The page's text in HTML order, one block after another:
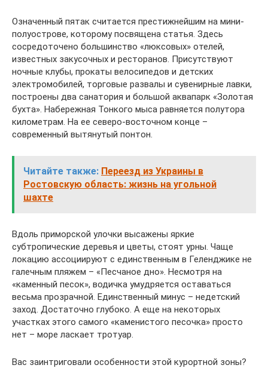
Означенный пятак считается престижнейшим на мини-
полуострове, которому посвящена статья. Здесь
сосредоточено большинство «люксовых» отелей,
известных закусочных и ресторанов. Присутствуют
ночные клубы, прокаты велосипедов и детских
электромобилей, торговые развалы и сувенирные лавки,
построены два санатория и большой аквапарк «Золотая
бухта». Набережная Тонкого мыса равняется полутора
километрам. На ее северо-восточном конце –
современный вытянутый понтон.
Читайте также: Переезд из Украины в
Ростовскую область: жизнь на угольной
шахте
Вдоль приморской улочки высажены яркие
субтропические деревья и цветы, стоят урны. Чаще
локацию ассоциируют с единственным в Геленджике не
галечным пляжем – «Песчаное дно». Несмотря на
«каменный песок», водичка умудряется оставаться
весьма прозрачной. Единственный минус – недетский
заход. Достаточно глубоко. А еще на некоторых
участках этого самого «каменистого песочка» просто
нет – море ласкает тротуар.
Вас заинтриговали особенности этой курортной зоны?